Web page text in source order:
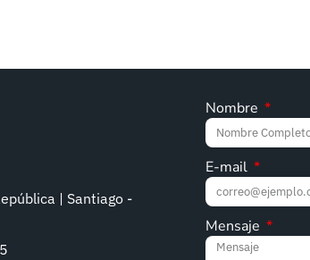
| Santiago -
Nombre
E-mail
Mensaje